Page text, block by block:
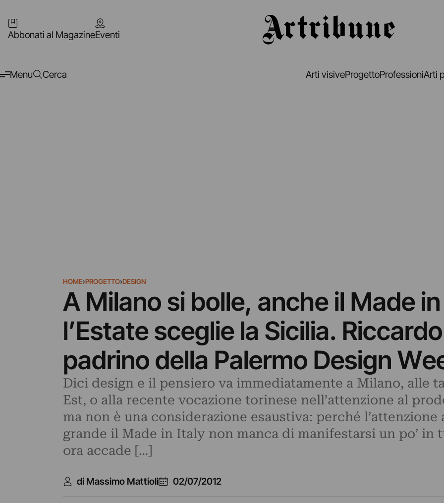
Abbonati al MagazineEventi
Menu Cerca Arti visiveProgettoProfessioniArti
HOME›PROGETTO›DESIGN
A Milano si bolle, anche il Made
l’Estate sceglie la Sicilia.
padrino della Palermo Design
Dici design e il pensiero va immediatamente a Milano, alle
Est, o alla recente vocazione torinese nell’attenzione al
ma non è una considerazione esaustiva: perché
grande il Made in Italy non manca di manifestarsi un po’ in
ora accade […]
di Massimo Mattioli 02/07/2012